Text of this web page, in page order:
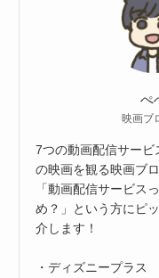
ぺ
映画ブ
7つの動画配信サービ
の映画を観る映画ブロ
「動画配信サービス
め？」という方にピ
介します！
・ディズニープラス